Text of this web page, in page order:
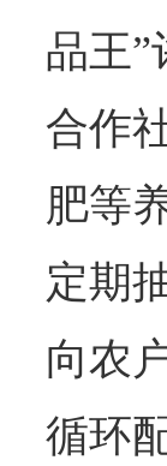
品王
合作
肥等
定期
向农
循环